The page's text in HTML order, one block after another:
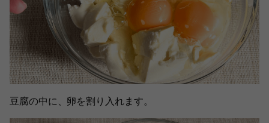
豆腐の中に、卵を割り入れます。